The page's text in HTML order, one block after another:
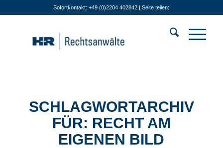
Sofortkontakt: +49 (0)2204 402842 | Seite teilen:
SCHLAGWORTARCHIV
FÜR: RECHT AM
EIGENEN BILD